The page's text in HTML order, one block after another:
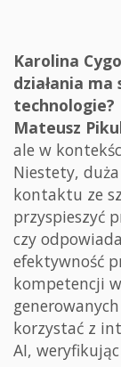
Karolina
działania
technologie?
Mateusz
ale w
Niestety, duża
kontaktu ze
przyspieszyć
czy
efektywność
kompetencji
korzystać z
AI,